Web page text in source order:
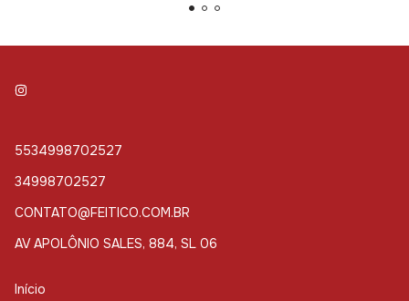
5534998702527
34998702527
CONTATO@FEITICO.COM.BR
AV APOLÔNIO SALES, 884, SL 06
Início